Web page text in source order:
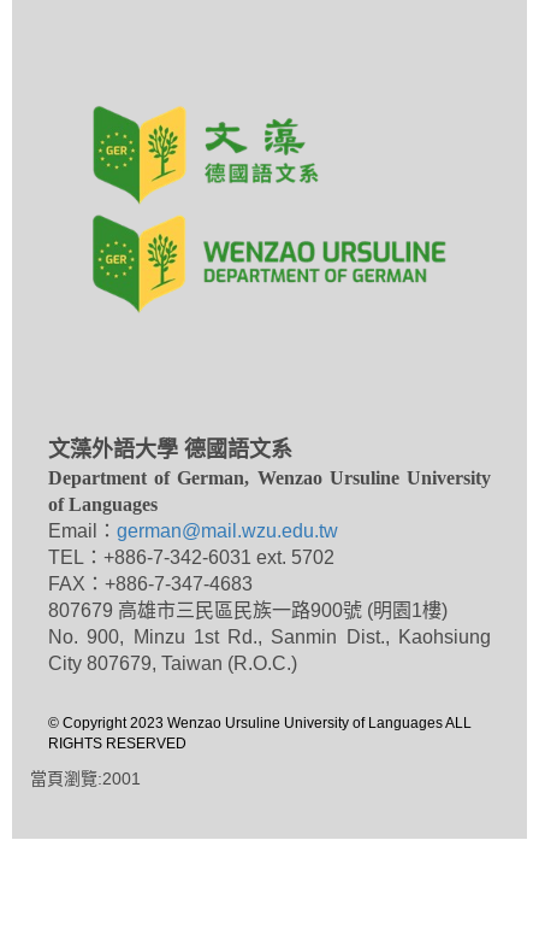
文藻外語大學 德國語文系
Department of German, Wenzao Ursuline University
of Languages
Email： german@mail.wzu.edu.tw
TEL：+886-7-342-6031 ext. 5702
FAX：+886-7-347-4683
807679 高雄市三民區民族一路900號 (明園1樓)
No. 900, Minzu 1st Rd., Sanmin Dist., Kaohsiung
City 807679, Taiwan (R.O.C.)
© Copyright 2023 Wenzao Ursuline University of Languages ALL
RIGHTS RESERVED
當頁瀏覽:2001